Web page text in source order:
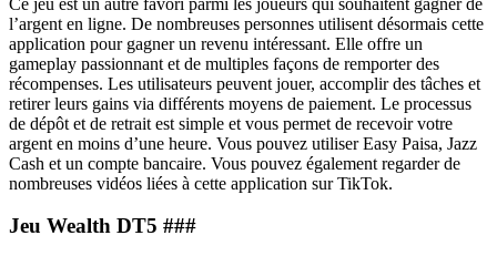
l’argent en ligne. De nombreuses personnes utilisent désormais cette
application pour gagner un revenu intéressant. Elle offre un
gameplay passionnant et de multiples façons de remporter des
récompenses. Les utilisateurs peuvent jouer, accomplir des tâches et
retirer leurs gains via différents moyens de paiement. Le processus
de dépôt et de retrait est simple et vous permet de recevoir votre
argent en moins d’une heure. Vous pouvez utiliser Easy Paisa, Jazz
Cash et un compte bancaire. Vous pouvez également regarder de
nombreuses vidéos liées à cette application sur TikTok.
Jeu Wealth DT5 ​​###